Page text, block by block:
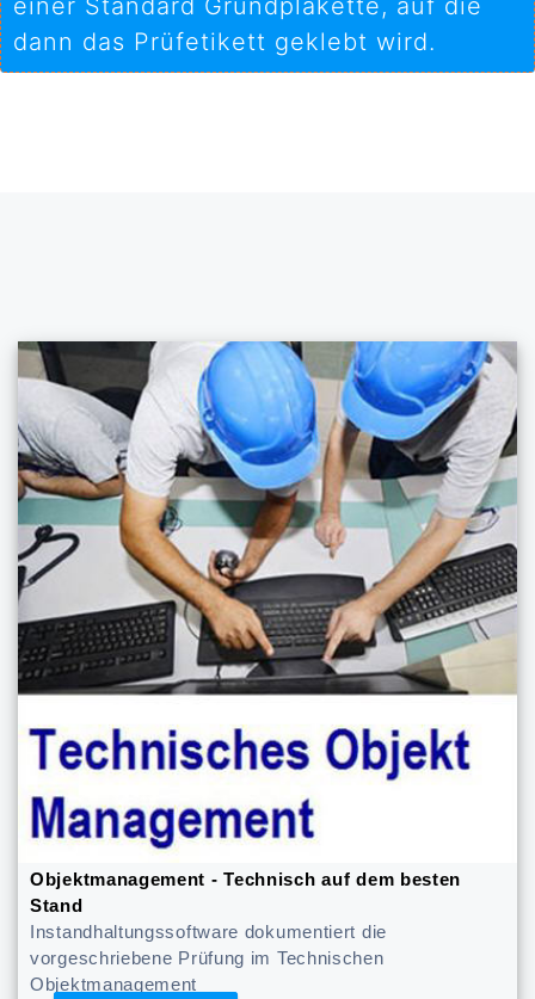
einer Standard Grundplakette, auf die
dann das Prüfetikett geklebt wird.
Objektmanagement - Technisch auf dem besten
Stand
Instandhaltungssoftware dokumentiert die
vorgeschriebene Prüfung im Technischen
Objektmanagement